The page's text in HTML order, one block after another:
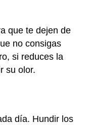
que te dejen de
no consigas
si reduces la
su olor.
día. Hundir los